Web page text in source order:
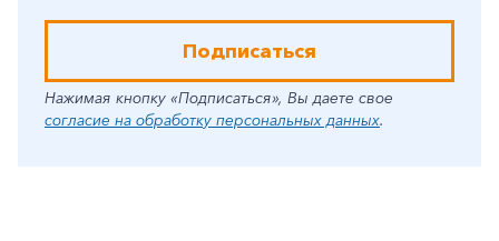
Подписаться
Нажимая кнопку «Подписаться», Вы даете свое
согласие на обработку персональных данных.